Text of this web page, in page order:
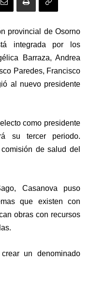
provincial de Osorno
integrada por los
Barraza, Andrea
Paredes, Francisco
al nuevo presidente
como presidente
su tercer periodo.
de salud del
Casanova puso
que existen con
obras con recursos
un denominado